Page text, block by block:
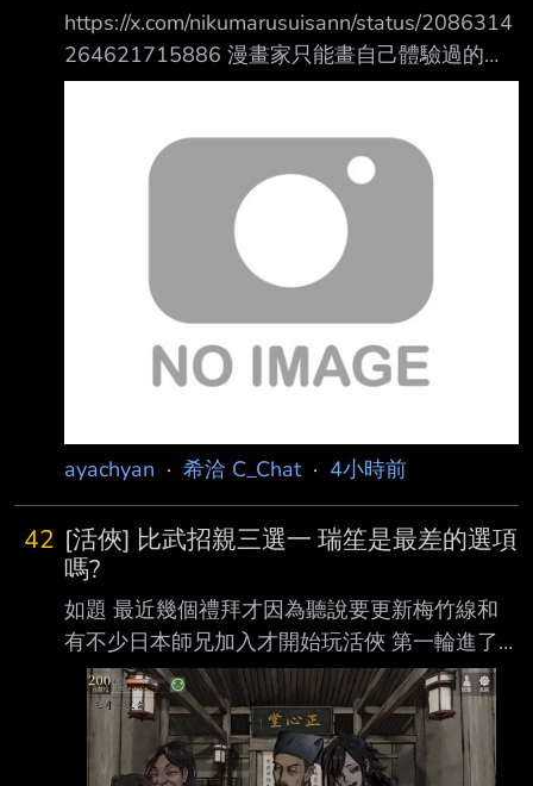
https://x.com/nikumarusuisann/status/2086314
264621715886 漫畫家只能畫自己體驗過的事
是錯誤的 我不是百合但我畫百合漫畫 我不是BL
Bad Girl https://x.com/badgirl_anime 公式不倫
https://x.com/nikumarusuisann/status/2074424
084700774502 --
ayachyan · 希洽 C_Chat· 4小時前
42 [活俠] 比武招親三選一 瑞笙是最差的選項
嗎?
如題 最近幾個禮拜才因為聽說要更新梅竹線和
有不少日本師兄加入才開始玩活俠 第一輪進了
滅門跟大師兄說相聲結局，接著看攻略讀檔回武
林大會衝高戰術進西武林 第二輪達成小師妹+師
父+殺人魔結緣才知道會變成大法師 最後因為李
富貴好感衝太高只能怪味小師妹西武林結尾 第